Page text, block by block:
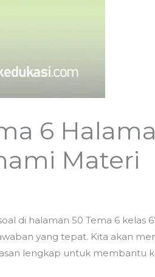
6
Materi
di halaman 50 Tema 6 kelas
yang tepat. Kita akan
lengkap untuk membantu